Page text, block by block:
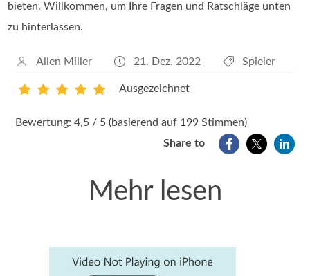
bieten. Willkommen, um Ihre Fragen und Ratschläge unten
zu hinterlassen.
Allen Miller 21. Dez. 2022 Spieler
Ausgezeichnet
Bewertung: 4,5 / 5 (basierend auf 199 Stimmen)
Share to
Mehr lesen